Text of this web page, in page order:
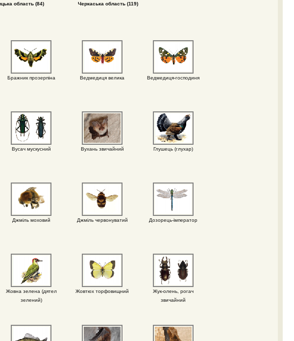
область (84)
Черкаська область (119)
Бражник прозерпіна Ведмедиця велика Ведмедиця-господиня
Вусач мускусний Вухань звичайний Глушець (глухар)
Джміль моховий Джміль червонуватий Дозорець-імператор
Жовна зелена (дятел
зелений)
Жовтюх торфовищний
Жук-олень, рогач
звичайний